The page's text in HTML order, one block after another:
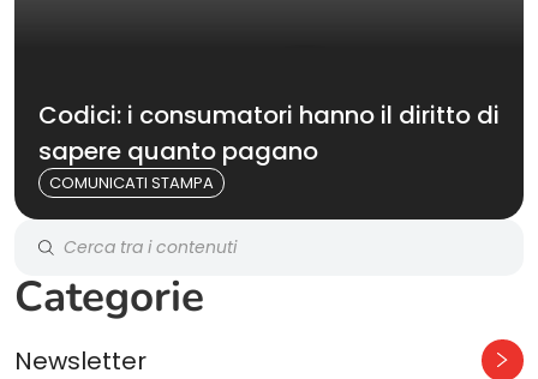
Codici: i consumatori hanno il diritto di
sapere quanto pagano
COMUNICATI STAMPA
Categorie
Newsletter